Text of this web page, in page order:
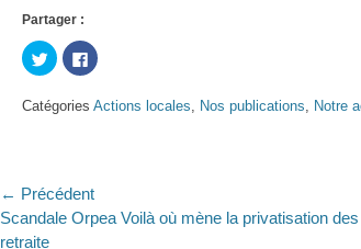
Partager :
Cliquez
pour
partager
Twitter(ouvre
dans
Cliquez
pour
Facebook(ouvre
Catégories Actions locales Nos publications Notre
Navigation
de
← Précédent
Article
précédent :
Scandale Orpea Voilà où mène la privatisation
retraite